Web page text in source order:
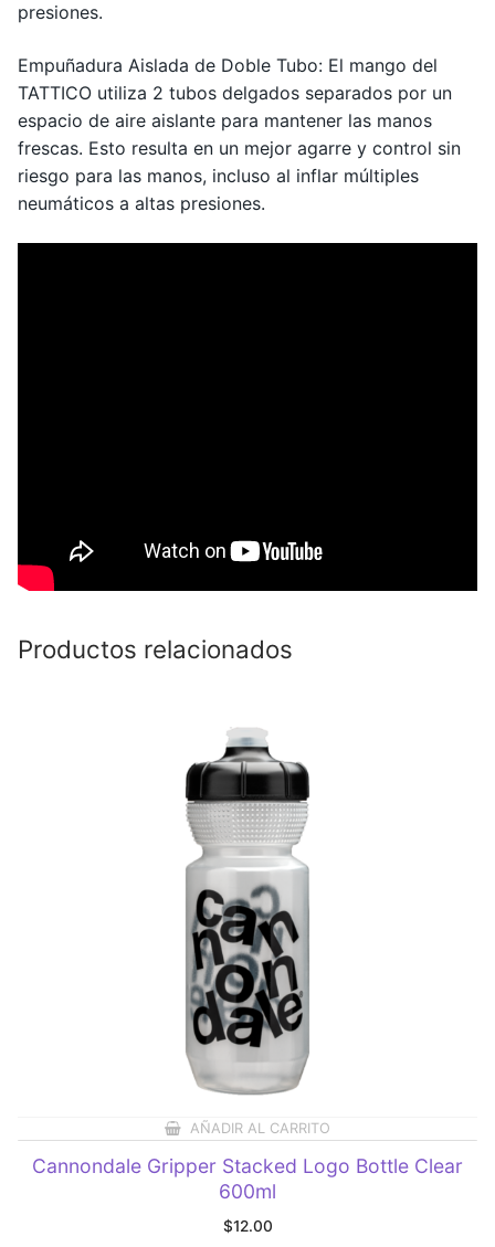
presiones.
Empuñadura Aislada de Doble Tubo: El mango del
TATTICO utiliza 2 tubos delgados separados por un
espacio de aire aislante para mantener las manos
frescas. Esto resulta en un mejor agarre y control sin
riesgo para las manos, incluso al inflar múltiples
neumáticos a altas presiones.
Productos relacionados
AÑADIR AL CARRITO
Cannondale Gripper Stacked Logo Bottle Clear
600ml
$12.00